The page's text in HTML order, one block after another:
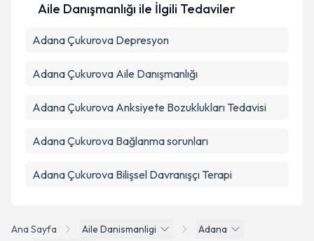
Ana Sayfa Aile Danismanligi
Adana
Aile Danışmanlığı ile İlgili Tedaviler
Adana Çukurova Depresyon
Adana Çukurova Aile Danışmanlığı
Adana Çukurova Anksiyete Bozuklukları Tedavisi
Adana Çukurova Bağlanma sorunları
Adana Çukurova Bilişsel Davranışçı Terapi